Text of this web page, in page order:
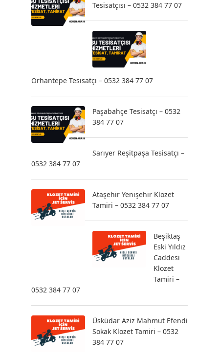
Tesisatçısı – 0532 384 77 07
Orhantepe Tesisatçı – 0532 384 77 07
Paşabahçe Tesisatçı – 0532
384 77 07
Sarıyer Reşitpaşa Tesisatçı –
0532 384 77 07
Ataşehir Yenişehir Klozet
Tamiri – 0532 384 77 07
Beşiktaş
Eski Yıldız
Caddesi
Klozet
Tamiri –
0532 384 77 07
Üsküdar Aziz Mahmut Efendi
Sokak Klozet Tamiri – 0532
384 77 07